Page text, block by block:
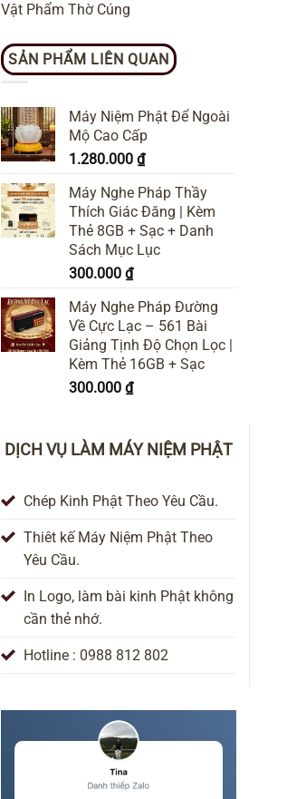
Vật Phẩm Thờ Cúng
SẢN PHẨM LIÊN QUAN
Máy Niệm Phật Để Ngoài
Mộ Cao Cấp
1.280.000 ₫
Máy Nghe Pháp Thầy
Thích Giác Đăng | Kèm
Thẻ 8GB + Sạc + Danh
Sách Mục Lục
300.000 ₫
Máy Nghe Pháp Đường
Về Cực Lạc – 561 Bài
Giảng Tịnh Độ Chọn Lọc |
Kèm Thẻ 16GB + Sạc
300.000 ₫
DỊCH VỤ LÀM MÁY NIỆM PHẬT
Chép Kinh Phật Theo Yêu Cầu.
Thiêt kế Máy Niệm Phật Theo
Yêu Cầu.
In Logo, làm bài kinh Phật không
cần thẻ nhớ.
Hotline : 0988 812 802